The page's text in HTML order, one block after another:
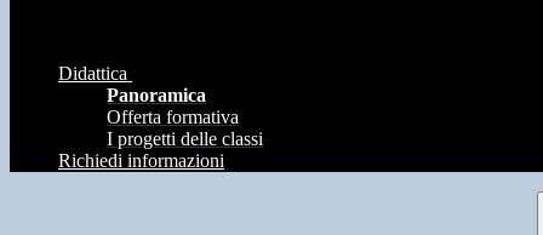
Didattica
Panoramica
Offerta formativa
I progetti delle classi
Richiedi informazioni